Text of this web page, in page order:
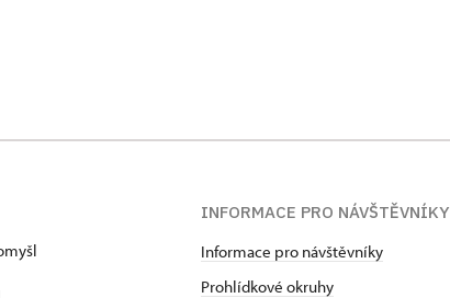
INFORMACE PRO NÁVŠTĚVNÍKY
Informace pro návštěvníky
Prohlídkové okruhy